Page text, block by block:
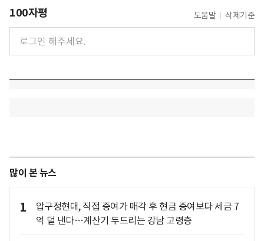
100자평 도움말 삭제기준
많이 본 뉴스
1
압구정현대, 직접 증여가 매각 후 현금 증여보다 세금 7
억 덜 낸다…계산기 두드리는 강남 고령층